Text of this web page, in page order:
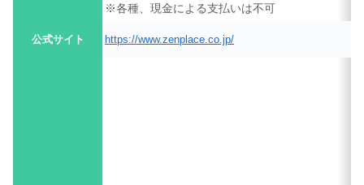
※各種、現金による支払いは不可
公式サイト https://www.zenplace.co.jp/